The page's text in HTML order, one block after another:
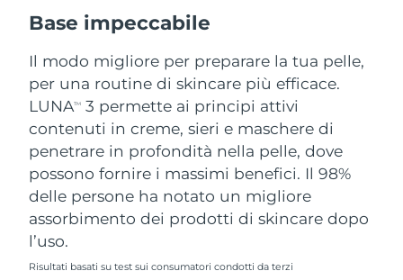
Base impeccabile
Il modo migliore per preparare la tua pelle,
per una routine di skincare più efficace.
LUNATM
3 permette ai principi attivi
contenuti in creme, sieri e maschere di
penetrare in profondità nella pelle, dove
possono fornire i massimi benefici. Il 98%
delle persone ha notato un migliore
assorbimento dei prodotti di skincare dopo
l’uso.
Risultati basati su test sui consumatori condotti da terzi